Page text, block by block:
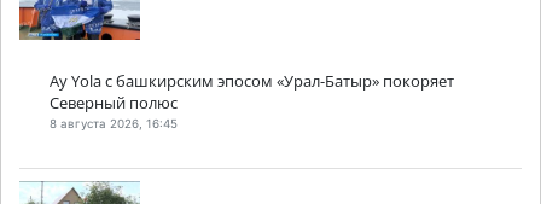
Ay Yola с башкирским эпосом «Урал-Батыр» покоряет
Северный полюс
8 августа 2026, 16:45